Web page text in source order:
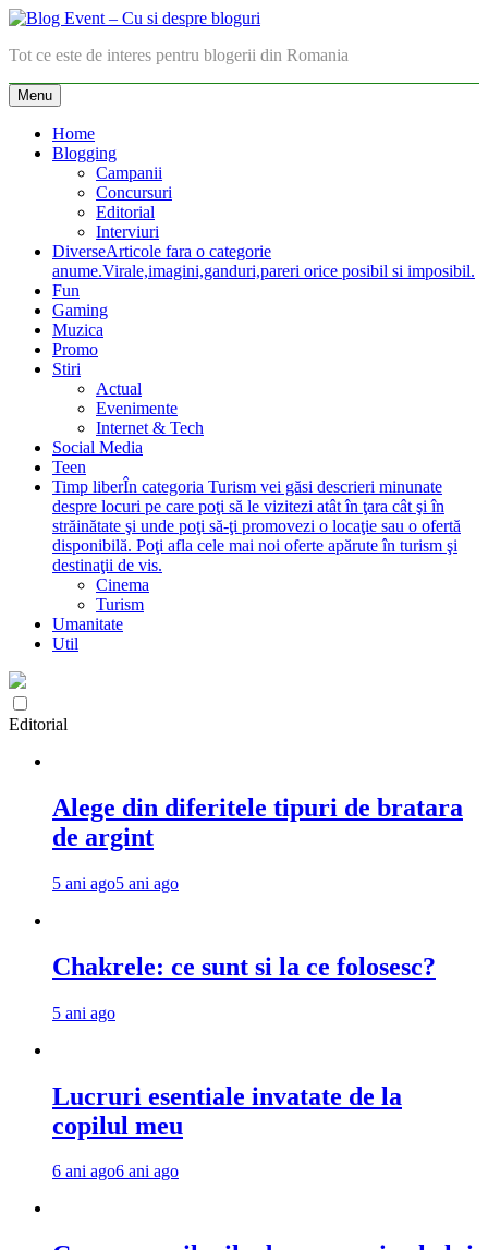
Skip
content
Blog Event – Cu si despre bloguri
Tot ce este de interes pentru blogerii din Romania
Menu
Home
Blogging
Campanii
Concursuri
Editorial
Interviuri
DiverseArticole fara o categorie
anume.Virale,imagini,ganduri,pareri orice posibil si imposibil.
Fun
Gaming
Muzica
Promo
Stiri
Actual
Evenimente
Internet & Tech
Social Media
Teen
Timp liberÎn categoria Turism vei găsi descrieri minunate
despre locuri pe care poţi să le vizitezi atât în ţara cât şi în
străinătate şi unde poţi să-ţi promovezi o locaţie sau o ofertă
disponibilă. Poţi afla cele mai noi oferte apărute în turism şi
destinaţii de vis.
Cinema
Turism
Umanitate
Util
Editorial
Alege din diferitele tipuri de bratara
de argint
5 ani ago5 ani ago
Chakrele: ce sunt si la ce folosesc?
5 ani ago
Lucruri esentiale invatate de la
copilul meu
6 ani ago6 ani ago